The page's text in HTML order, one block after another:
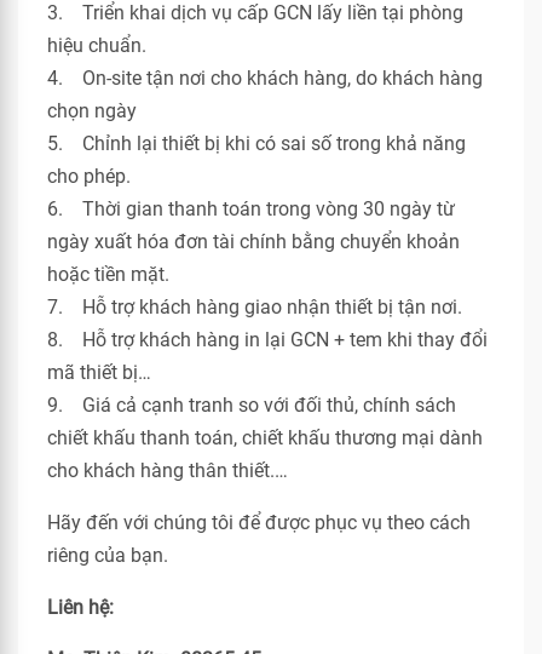
3. Triển khai dịch vụ cấp GCN lấy liền tại phòng
hiệu chuẩn.
4. On-site tận nơi cho khách hàng, do khách hàng
chọn ngày
5. Chỉnh lại thiết bị khi có sai số trong khả năng
cho phép.
6. Thời gian thanh toán trong vòng 30 ngày từ
ngày xuất hóa đơn tài chính bằng chuyển khoản
hoặc tiền mặt.
7. Hỗ trợ khách hàng giao nhận thiết bị tận nơi.
8. Hỗ trợ khách hàng in lại GCN + tem khi thay đổi
mã thiết bị…
9. Giá cả cạnh tranh so với đối thủ, chính sách
chiết khấu thanh toán, chiết khấu thương mại dành
cho khách hàng thân thiết.…
Hãy đến với chúng tôi để được phục vụ theo cách
riêng của bạn.
Liên hệ: